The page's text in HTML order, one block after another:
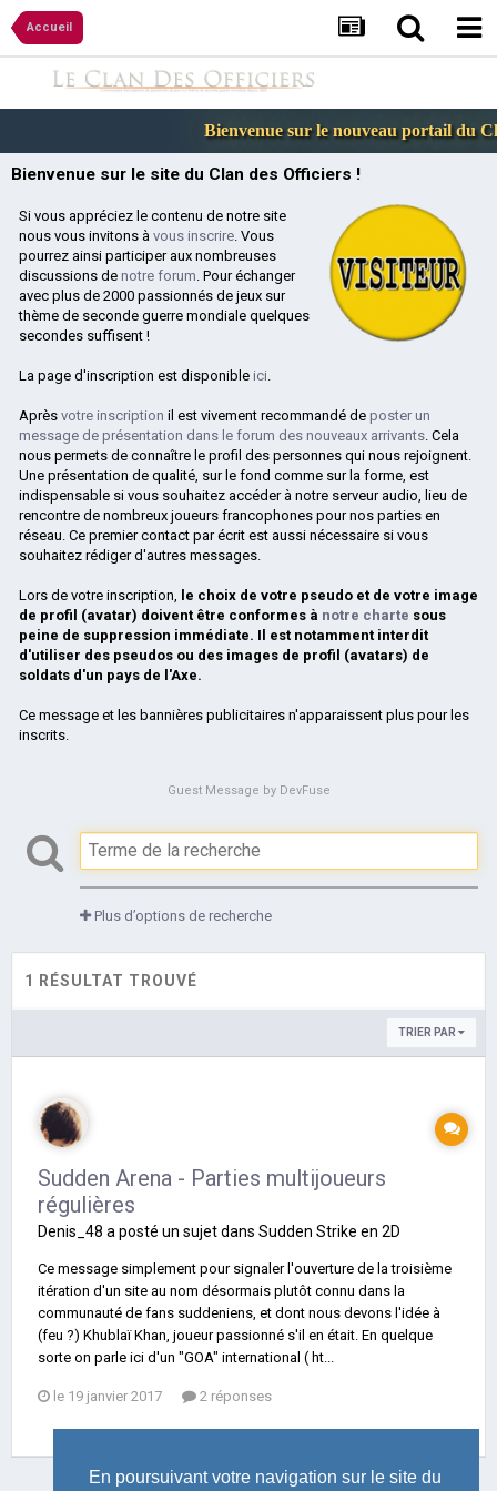
En poursuivant votre navigation sur le site du
Accueil
Bienvenue sur le nouveau portail du
Bienvenue sur le site du Clan des Officiers !
Si vous appréciez le contenu de notre site
nous vous invitons à vous inscrire. Vous
pourrez ainsi participer aux nombreuses
discussions de notre forum. Pour échanger
avec plus de 2000 passionnés de jeux sur
thème de seconde guerre mondiale quelques
secondes suffisent !
La page d'inscription est disponible ici.
Après votre inscription il est vivement recommandé de poster un
message de présentation dans le forum des nouveaux arrivants. Cela
nous permets de connaître le profil des personnes qui nous rejoignent.
Une présentation de qualité, sur le fond comme sur la forme, est
indispensable si vous souhaitez accéder à notre serveur audio, lieu de
rencontre de nombreux joueurs francophones pour nos parties en
réseau. Ce premier contact par écrit est aussi nécessaire si vous
souhaitez rédiger d'autres messages.
Lors de votre inscription, le choix de votre pseudo et de votre image
de profil (avatar) doivent être conformes à notre charte sous
peine de suppression immédiate. Il est notamment interdit
d'utiliser des pseudos ou des images de profil (avatars) de
soldats d'un pays de l'Axe.
Ce message et les bannières publicitaires n'apparaissent plus pour les
inscrits.
Guest Message by DevFuse
Plus d’options de recherche
1 RÉSULTAT TROUVÉ
TRIER PAR
Sudden Arena - Parties multijoueurs
régulières
Denis_48 a posté un sujet dans Sudden Strike en 2D
Ce message simplement pour signaler l'ouverture de la troisième
itération d'un site au nom désormais plutôt connu dans la
communauté de fans suddeniens, et dont nous devons l'idée à
(feu ?) Khublaï Khan, joueur passionné s'il en était. En quelque
sorte on parle ici d'un "GOA" international ( ht...
le 19 janvier 2017 2 réponses